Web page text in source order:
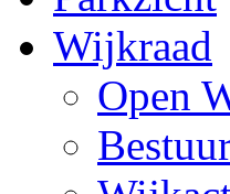
Wijkraad
Open